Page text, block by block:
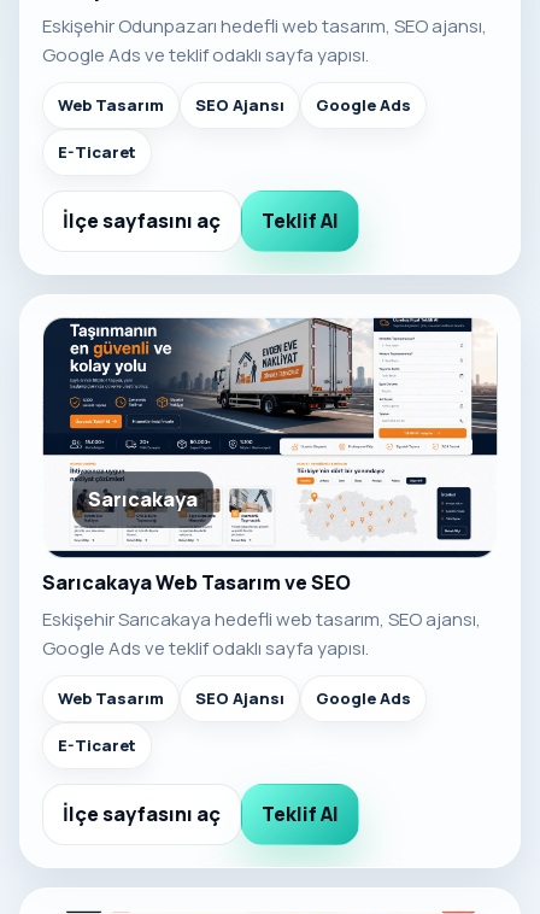
Eskişehir Odunpazarı hedefli web tasarım, SEO ajansı,
Google Ads ve teklif odaklı sayfa yapısı.
Web Tasarım SEO Ajansı Google Ads
E-Ticaret
İlçe sayfasını aç Teklif Al
Sarıcakaya
Sarıcakaya Web Tasarım ve SEO
Eskişehir Sarıcakaya hedefli web tasarım, SEO ajansı,
Google Ads ve teklif odaklı sayfa yapısı.
Web Tasarım SEO Ajansı Google Ads
E-Ticaret
İlçe sayfasını aç Teklif Al